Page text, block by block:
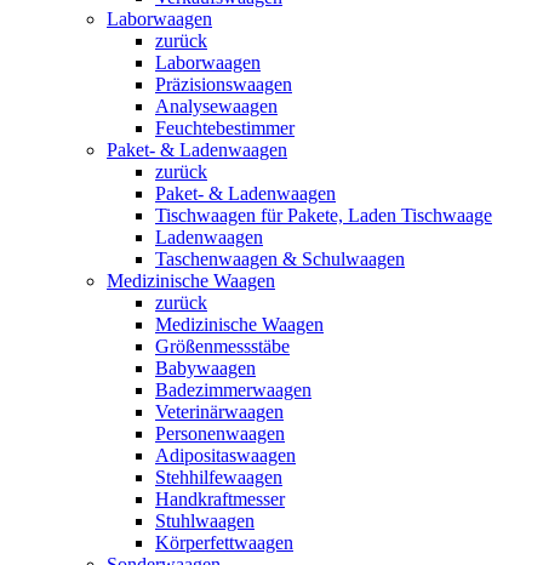
Laborwaagen
zurück
Laborwaagen
Präzisionswaagen
Analysewaagen
Feuchtebestimmer
Paket- & Ladenwaagen
zurück
Paket- & Ladenwaagen
Tischwaagen für Pakete, Laden Tischwaage
Ladenwaagen
Taschenwaagen & Schulwaagen
Medizinische Waagen
zurück
Medizinische Waagen
Größenmessstäbe
Babywaagen
Badezimmerwaagen
Veterinärwaagen
Personenwaagen
Adipositaswaagen
Stehhilfewaagen
Handkraftmesser
Stuhlwaagen
Körperfettwaagen